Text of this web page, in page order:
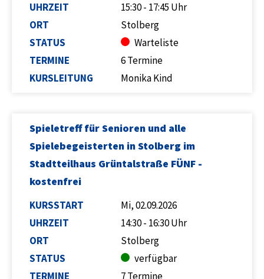
UHRZEIT
ORT
STATUS
TERMINE
KURSLEITUNG
15:30 - 17:45 Uhr
Stolberg
Warteliste
6 Termine
Monika Kind
Spieletreff für Senioren und alle
Spielebegeisterten in Stolberg im
Stadtteilhaus Grüntalstraße FÜNF -
kostenfrei
KURSSTART
UHRZEIT
ORT
STATUS
TERMINE
Mi, 02.09.2026
14:30 - 16:30 Uhr
Stolberg
verfügbar
7 Termine